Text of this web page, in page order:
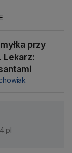
przy
Lekarz: